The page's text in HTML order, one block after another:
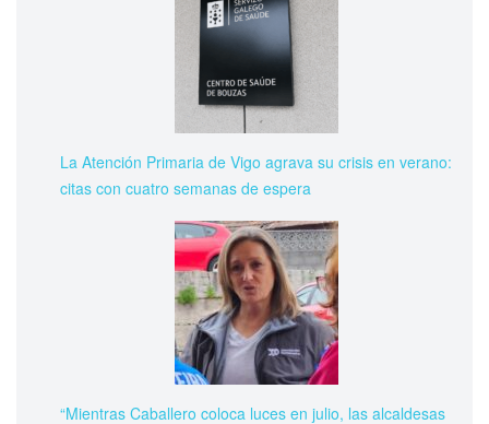
La Atención Primaria de Vigo agrava su crisis en verano:
citas con cuatro semanas de espera
“Mientras Caballero coloca luces en julio, las alcaldesas